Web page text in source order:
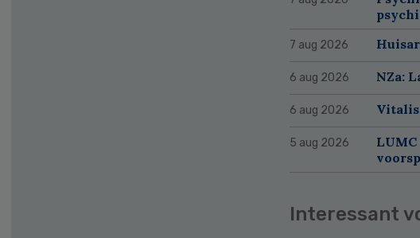
7 aug 2026
6 aug 2026 NZa:
6 aug 2026
5 aug 2026
Interessant